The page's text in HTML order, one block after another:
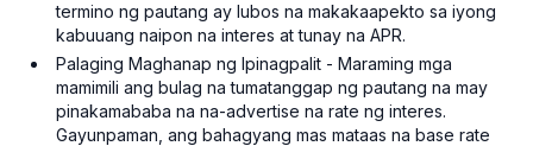
termino ng pautang ay lubos na makakaapekto sa iyong
kabuuang naipon na interes at tunay na APR.
Palaging Maghanap ng Ipinagpalit - Maraming mga
mamimili ang bulag na tumatanggap ng pautang na may
pinakamababa na na-advertise na rate ng interes.
Gayunpaman, ang bahagyang mas mataas na base rate